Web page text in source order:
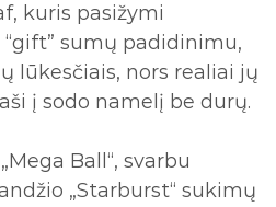
kuris pasižymi
sumų padidinimu,
lūkesčiais, nors realiai jų
į sodo namelį be durų.
Ball“, svarbu
„Starburst“ sukimų